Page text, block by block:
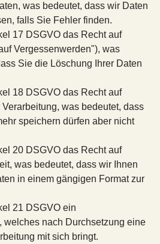
was bedeutet, dass wir Daten
falls Sie Fehler finden.
17 DSGVO das Recht auf
Vergessenwerden"), was
Sie die Löschung Ihrer Daten
18 DSGVO das Recht auf
was bedeutet, dass
speichern dürfen aber nicht
20 DSGVO das Recht auf
was bedeutet, dass wir Ihnen
in einem gängigen Format zur
21 DSGVO ein
welches nach Durchsetzung eine
mit sich bringt.